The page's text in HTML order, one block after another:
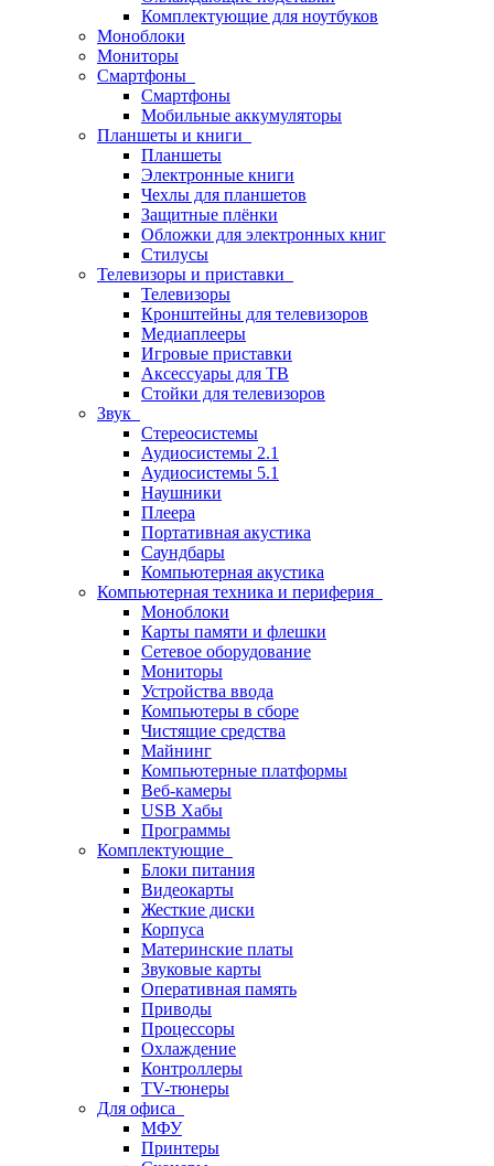
Комплектующие для ноутбуков
Моноблоки
Мониторы
Смартфоны
Смартфоны
Мобильные аккумуляторы
Планшеты и книги
Планшеты
Электронные книги
Чехлы для планшетов
Защитные плёнки
Обложки для электронных книг
Стилусы
Телевизоры и приставки
Телевизоры
Кронштейны для телевизоров
Медиаплееры
Игровые приставки
Аксессуары для ТВ
Стойки для телевизоров
Звук
Стереосистемы
Аудиосистемы 2.1
Аудиосистемы 5.1
Наушники
Плеера
Портативная акустика
Саундбары
Компьютерная акустика
Компьютерная техника и периферия
Моноблоки
Карты памяти и флешки
Сетевое оборудование
Мониторы
Устройства ввода
Компьютеры в сборе
Чистящие средства
Майнинг
Компьютерные платформы
Веб-камеры
USB Хабы
Программы
Комплектующие
Блоки питания
Видеокарты
Жесткие диски
Корпуса
Материнские платы
Звуковые карты
Оперативная память
Приводы
Процессоры
Охлаждение
Контроллеры
TV-тюнеры
Для офиса
МФУ
Принтеры